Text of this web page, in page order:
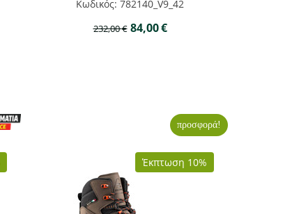
Κωδικός: 782140_V9_42
232,00€ 84,00€
προσφορά!
Έκπτωση 10%